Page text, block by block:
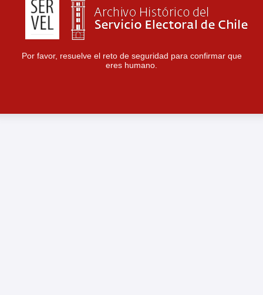
Por favor, resuelve el reto de seguridad para confirmar que
eres humano.